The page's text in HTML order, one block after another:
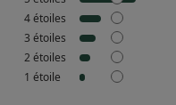
4étoiles
3 étoiles
2 étoiles
1 étoile